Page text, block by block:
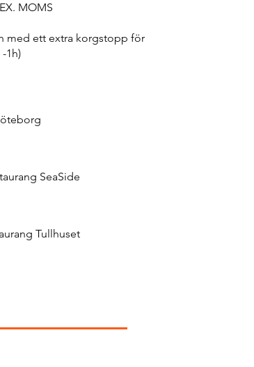
MOMS
med ett extra korgstopp för
-1h)
SeaSide
Tullhuset